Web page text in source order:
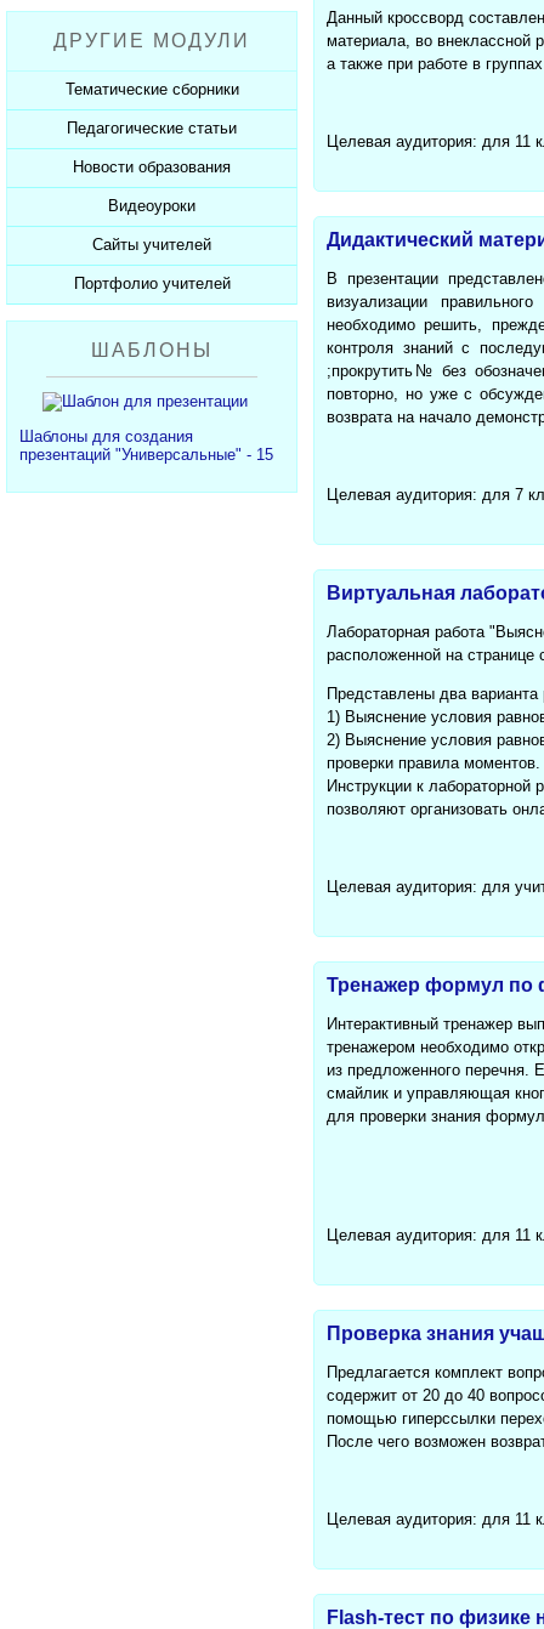
Пожарная безопасность
СанПиНы
Должностные обязанности
Планы, справки, протоколы
Презентации к Дню матери
Презентации к Новому году
Презентации к 23 февраля
Презентации к 8 марта
Презентации к Дню Победы
350 лет Петру I
Разработки учащихся
Софт для учителя
ДРУГИЕ МОДУЛИ
Тематические сборники
Сборники презентаций
Педагогические статьи
Каталог статей
Добавить статью
Новости образования
Новости образования
Видеоуроки
Видеоуроки ЕГЭ и ОГЭ
Сайты учителей
Каталог сайтов
Добавить сайт
Портфолио учителей
Каталог портфолио
Добавить портфолио
ШАБЛОНЫ
Шаблоны для создания
презентаций "Универсальные" - 15
Данный кроссворд
материала, во внеклассной
а также при работе в
Целевая аудитория: для 11
Дидактический
В презентации
визуализации
необходимо решить,
контроля знаний с
;прокрутить№ без
повторно, но уже с
возврата на начало
Целевая аудитория: для 7
Виртуальная
Лабораторная работа
расположенной на странице
Представлены два варианта
1) Выяснение условия
2) Выяснение условия
проверки правила моментов.
Инструкции к
позволяют организовать
Целевая аудитория: для
Тренажер формул по
Интерактивный тренажер
тренажером необходимо
из предложенного перечня.
смайлик и управляющая
для проверки знания
Целевая аудитория: для 11
Проверка знания
Предлагается комплект
содержит от 20 до 40
помощью гиперссылки
После чего возможен
Целевая аудитория: для 11
Flash-тест по